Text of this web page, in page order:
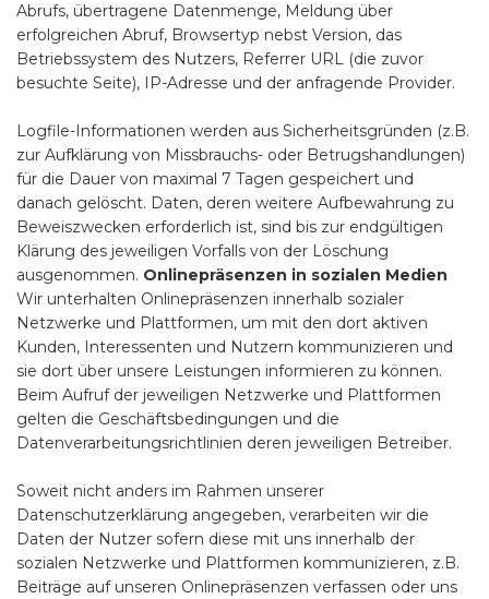
Abrufs, übertragene Datenmenge, Meldung über
erfolgreichen Abruf, Browsertyp nebst Version, das
Betriebssystem des Nutzers, Referrer URL (die zuvor
besuchte Seite), IP-Adresse und der anfragende Provider.
Logfile-Informationen werden aus Sicherheitsgründen (z.B.
zur Aufklärung von Missbrauchs- oder Betrugshandlungen)
für die Dauer von maximal 7 Tagen gespeichert und
danach gelöscht. Daten, deren weitere Aufbewahrung zu
Beweiszwecken erforderlich ist, sind bis zur endgültigen
Klärung des jeweiligen Vorfalls von der Löschung
ausgenommen. Onlinepräsenzen in sozialen Medien
Wir unterhalten Onlinepräsenzen innerhalb sozialer
Netzwerke und Plattformen, um mit den dort aktiven
Kunden, Interessenten und Nutzern kommunizieren und
sie dort über unsere Leistungen informieren zu können.
Beim Aufruf der jeweiligen Netzwerke und Plattformen
gelten die Geschäftsbedingungen und die
Datenverarbeitungsrichtlinien deren jeweiligen Betreiber.
Soweit nicht anders im Rahmen unserer
Datenschutzerklärung angegeben, verarbeiten wir die
Daten der Nutzer sofern diese mit uns innerhalb der
sozialen Netzwerke und Plattformen kommunizieren, z.B.
Beiträge auf unseren Onlinepräsenzen verfassen oder uns